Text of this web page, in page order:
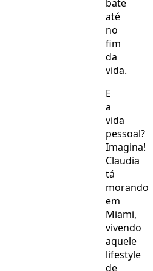
bate
até
no
fim
da
vida.
E
a
vida
pessoal?
Imagina!
Claudia
tá
morando
em
Miami,
vivendo
aquele
lifestyle
de